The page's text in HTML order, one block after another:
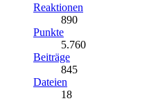
Reaktionen
890
Punkte
5.760
Beiträge
845
Dateien
18